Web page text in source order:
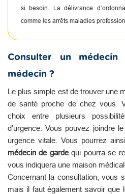
si besoin. La délivrance
comme les arrêts maladies
Consulter un
médecin ?
Le plus simple est de trouver une
de santé proche de chez vous.
choix entre plusieurs
d’urgence. Vous pouvez joindre
urgence vitale. Vous pourrez
médecin de gardequi pourra se
vous indiquera une maison
Concernant la consultation, vous
mais il faut également savoir que